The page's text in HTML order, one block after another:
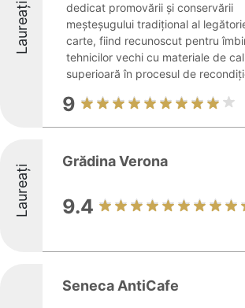
Laureați
dedicat promovării și conservării
meșteșugului tradițional al
carte, fiind recunoscut pentru
tehnicilor vechi cu materiale de
superioară în procesul de
9
Laureați
Grădina Verona
9.4
Seneca AntiCafe